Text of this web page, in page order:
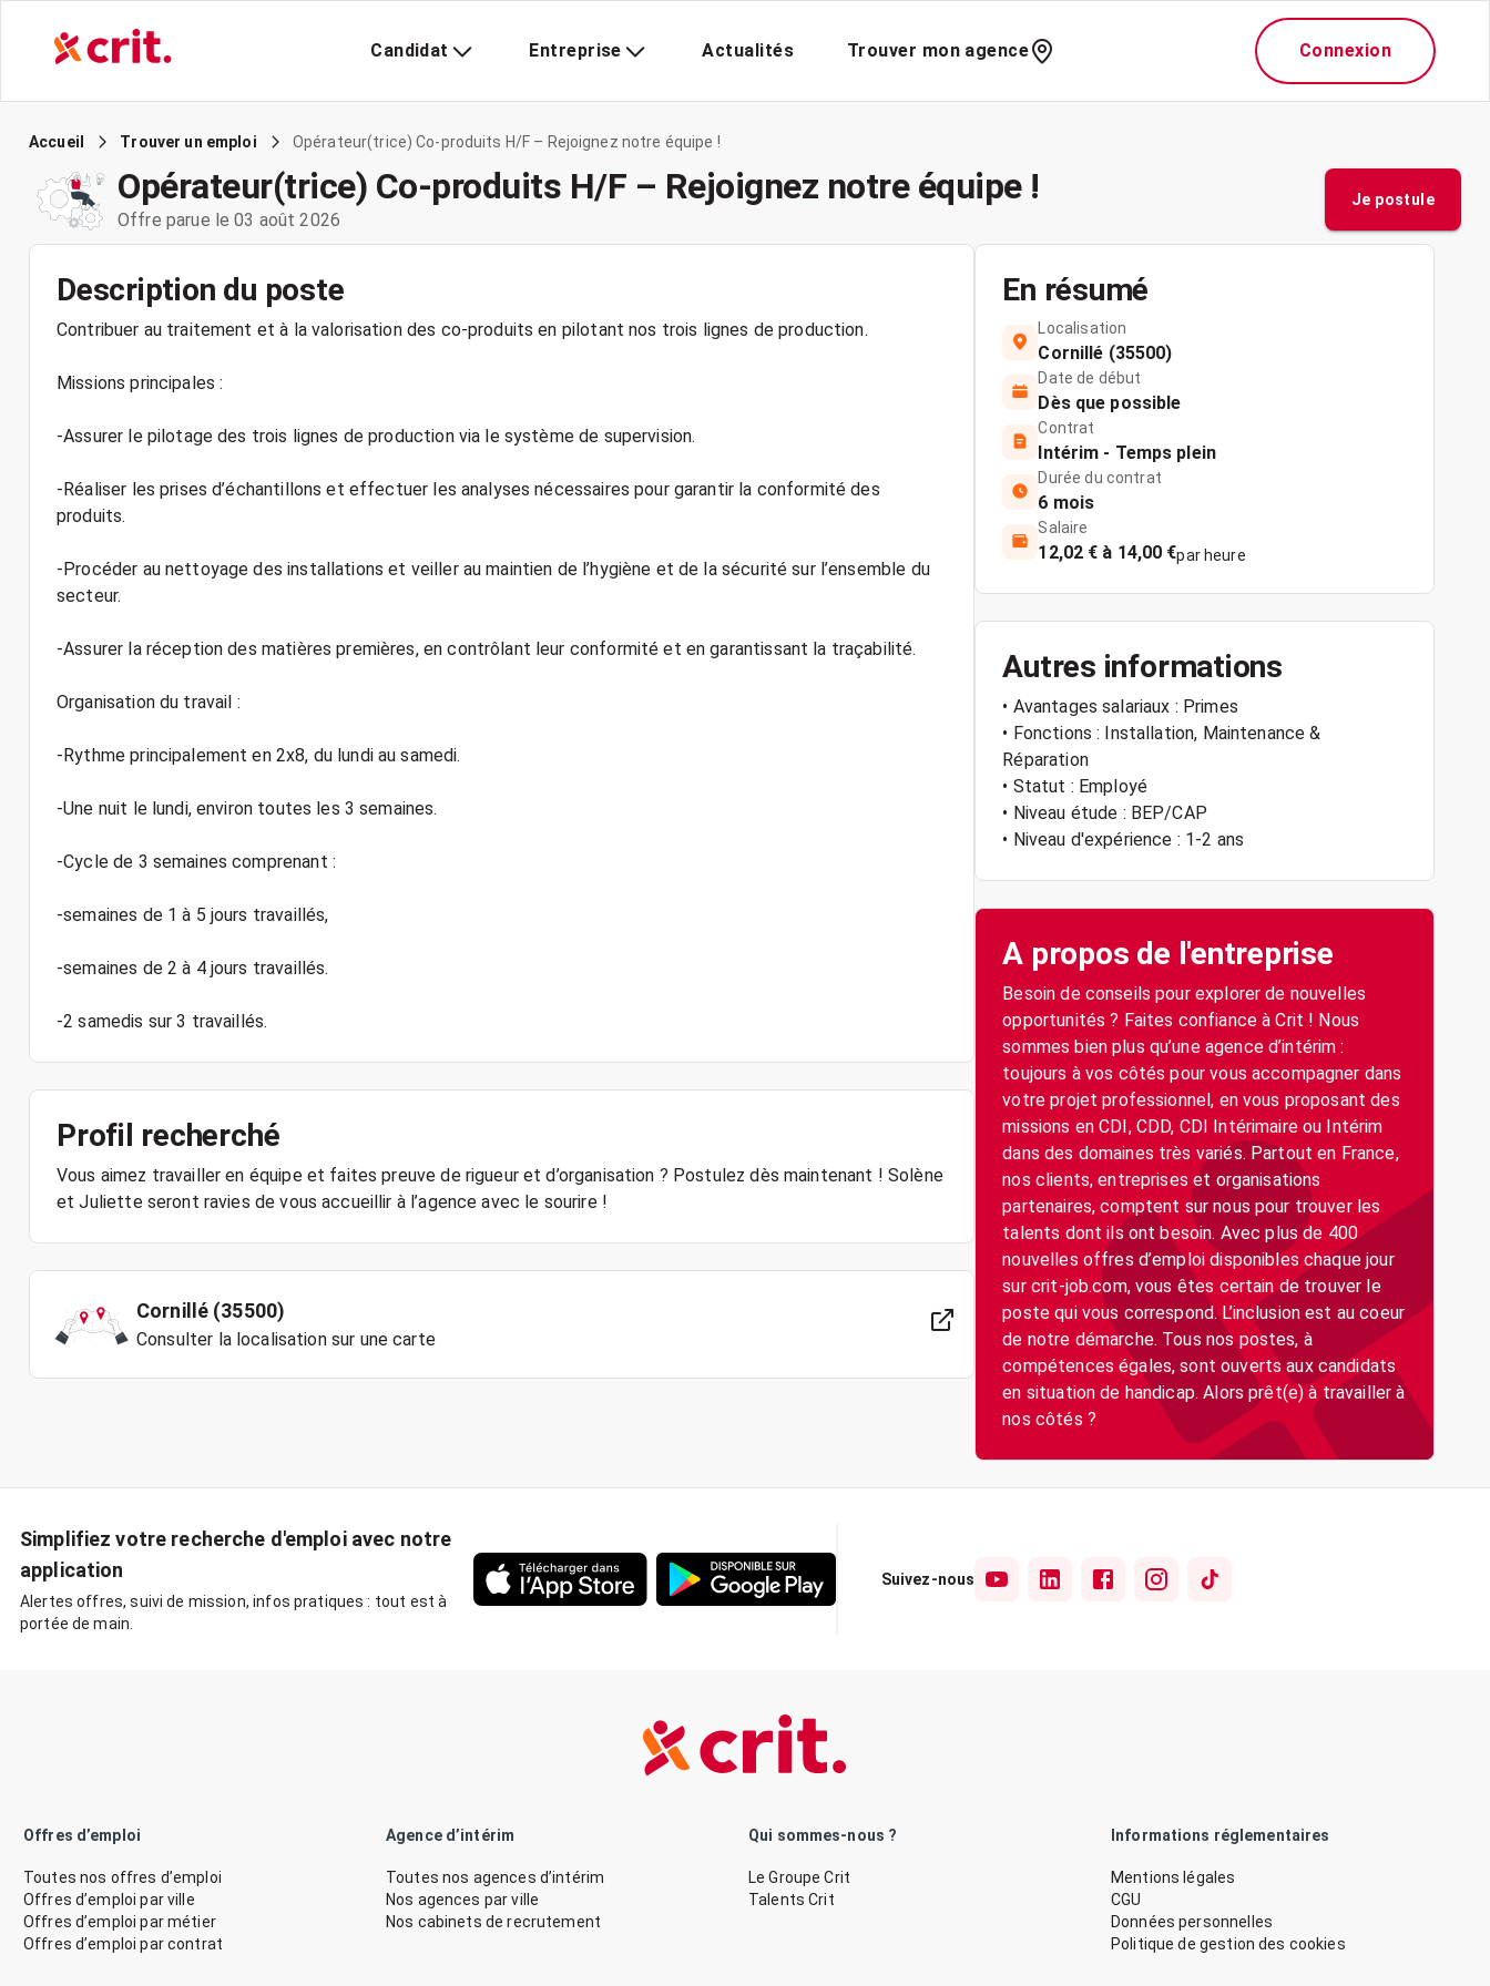
Candidat Entreprise Actualités Trouver mon agence Connexion
Accueil Trouver un emploi Opérateur(trice) Co-produits H/F – Rejoignez notre équipe !
Opérateur(trice) Co-produits H/F – Rejoignez notre équipe !
Offre parue le 03 août 2026
Je postule
Description du poste
Contribuer au traitement et à la valorisation des co-produits en pilotant nos trois lignes de production.
Missions principales :
-Assurer le pilotage des trois lignes de production via le système de supervision.
-Réaliser les prises d’échantillons et effectuer les analyses nécessaires pour garantir la conformité des
produits.
-Procéder au nettoyage des installations et veiller au maintien de l’hygiène et de la sécurité sur l’ensemble du
secteur.
-Assurer la réception des matières premières, en contrôlant leur conformité et en garantissant la traçabilité.
Organisation du travail :
-Rythme principalement en 2x8, du lundi au samedi.
-Une nuit le lundi, environ toutes les 3 semaines.
-Cycle de 3 semaines comprenant :
-semaines de 1 à 5 jours travaillés,
-semaines de 2 à 4 jours travaillés.
-2 samedis sur 3 travaillés.
Profil recherché
Vous aimez travailler en équipe et faites preuve de rigueur et d’organisation ? Postulez dès maintenant ! Solène
et Juliette seront ravies de vous accueillir à l’agence avec le sourire !
Cornillé (35500)
Consulter la localisation sur une carte
En résumé
Localisation
Cornillé (35500)
Date de début
Dès que possible
Contrat
Intérim - Temps plein
Durée du contrat
6 mois
Salaire
12,02 € à 14,00 €par heure
Autres informations
• Avantages salariaux : Primes
• Fonctions : Installation, Maintenance &
Réparation
• Statut : Employé
• Niveau étude : BEP/CAP
• Niveau d'expérience : 1-2 ans
A propos de l'entreprise
Besoin de conseils pour explorer de nouvelles
opportunités ? Faites confiance à Crit ! Nous
sommes bien plus qu’une agence d’intérim :
toujours à vos côtés pour vous accompagner dans
votre projet professionnel, en vous proposant des
missions en CDI, CDD, CDI Intérimaire ou Intérim
dans des domaines très variés. Partout en France,
nos clients, entreprises et organisations
partenaires, comptent sur nous pour trouver les
talents dont ils ont besoin. Avec plus de 400
nouvelles offres d’emploi disponibles chaque jour
sur crit-job.com, vous êtes certain de trouver le
poste qui vous correspond. L’inclusion est au coeur
de notre démarche. Tous nos postes, à
compétences égales, sont ouverts aux candidats
en situation de handicap. Alors prêt(e) à travailler à
nos côtés ?
Simplifiez votre recherche d'emploi avec notre
application
Alertes offres, suivi de mission, infos pratiques : tout est à
portée de main.
Suivez-nous
Offres d’emploi
Toutes nos offres d’emploi
Offres d’emploi par ville
Offres d’emploi par métier
Offres d’emploi par contrat
Agence d’intérim
Toutes nos agences d’intérim
Nos agences par ville
Nos cabinets de recrutement
Qui sommes-nous ?
Le Groupe Crit
Talents Crit
Informations réglementaires
Mentions légales
CGU
Données personnelles
Politique de gestion des cookies